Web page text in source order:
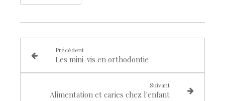
Précédent
Les mini-vis en orthodontie
Suivant
Alimentation et caries chez l'enfant